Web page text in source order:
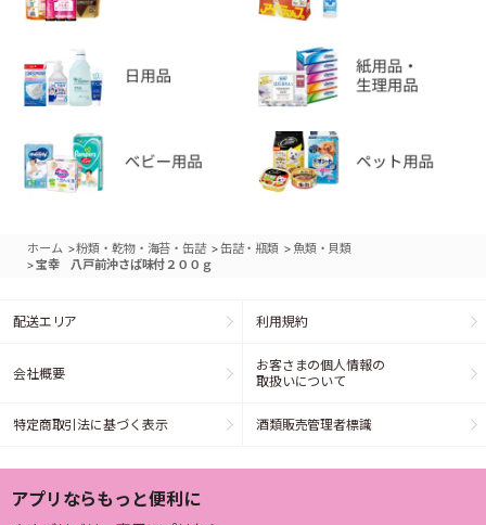
ホーム >粉類・乾物・海苔・缶詰 >缶詰・瓶類 > 魚類・貝類
>宝幸 八戸前沖さば味付２００ｇ
配送エリア 利用規約
会社概要
お客さまの個人情報の
取扱いについて
特定商取引法に基づく表示 酒類販売管理者標識
アプリならもっと便利に